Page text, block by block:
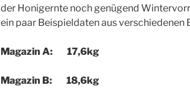
der Honigernte noch genügend
ein paar Beispieldaten aus verschiedenen
Magazin A: 17,6kg
Magazin B: 18,6kg